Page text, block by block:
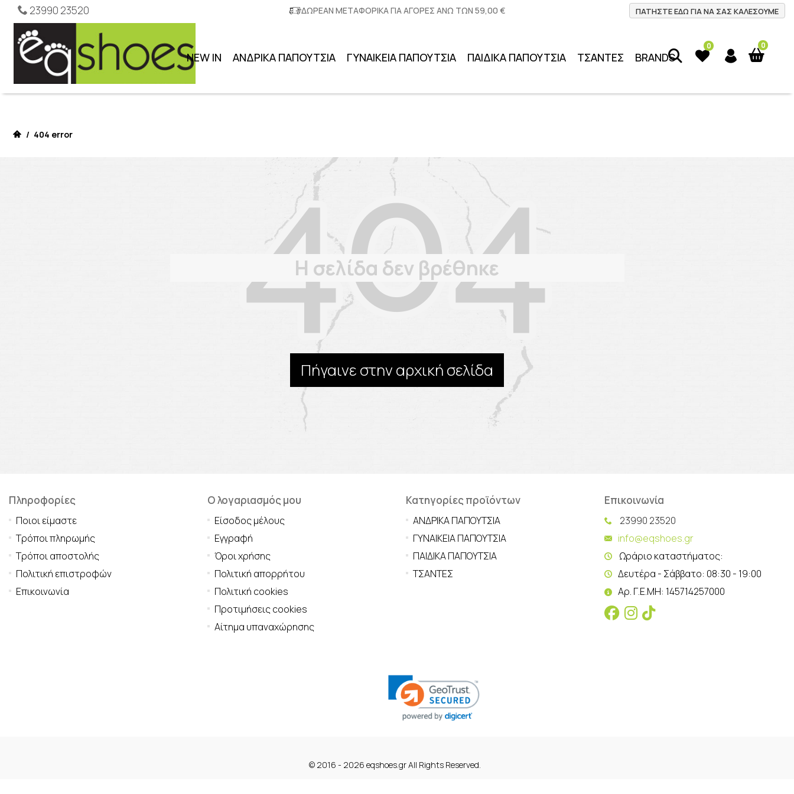
23990 23520 ΔΩΡΕΑΝ ΜΕΤΑΦΟΡΙΚΑ ΓΙΑ ΑΓΟΡΕΣ ΑΝΩ ΤΩΝ 59,00 € ΠΑΤΗΣΤΕ ΕΔΩ ΓΙΑ ΝΑ ΣΑΣ ΚΑΛΕΣΟΥΜΕ
0
0
NEW IN ΑΝΔΡΙΚΑ ΠΑΠΟΥΤΣΙΑ ΓΥΝΑΙΚΕΙΑ ΠΑΠΟΥΤΣΙΑ ΠΑΙΔΙΚΑ ΠΑΠΟΥΤΣΙΑ ΤΣΑΝΤΕΣ BRANDS
/ 404 error
Η σελίδα δεν βρέθηκε
Πήγαινε στην αρχική σελίδα
Πληροφορίες
Ποιοι είμαστε
Τρόποι πληρωμής
Τρόποι αποστολής
Πολιτική επιστροφών
Επικοινωνία
Ο λογαριασμός μου
Είσοδος μέλους
Εγγραφή
Όροι χρήσης
Πολιτική απορρήτου
Πολιτική cookies
Προτιμήσεις cookies
Αίτημα υπαναχώρησης
Κατηγορίες προϊόντων
ΑΝΔΡΙΚΑ ΠΑΠΟΥΤΣΙΑ
ΓΥΝΑΙΚΕΙΑ ΠΑΠΟΥΤΣΙΑ
ΠΑΙΔΙΚΑ ΠΑΠΟΥΤΣΙΑ
ΤΣΑΝΤΕΣ
Επικοινωνία
23990 23520
info@eqshoes.gr
Ωράριο καταστήματος:
Δευτέρα - Σάββατο: 08:30 - 19:00
Αρ. Γ.Ε.ΜΗ: 145714257000
© 2016 - 2026 eqshoes.gr All Rights Reserved.